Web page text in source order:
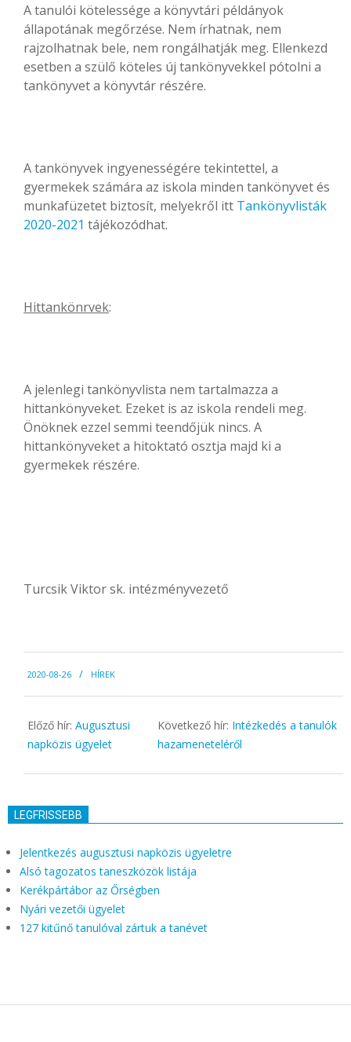
A tanulói kötelessége a könyvtári példányok
állapotának megőrzése. Nem írhatnak, nem
rajzolhatnak bele, nem rongálhatják meg. Ellenkezd
esetben a szülő köteles új tankönyvekkel pótolni a
tankönyvet a könyvtár részére.
A tankönyvek ingyenességére tekintettel, a
gyermekek számára az iskola minden tankönyvet és
munkafüzetet biztosít, melyekről itt Tankönyvlisták
2020-2021 tájékozódhat.
Hittankönrvek:
A jelenlegi tankönyvlista nem tartalmazza a
hittankönyveket. Ezeket is az iskola rendeli meg.
Önöknek ezzel semmi teendőjük nincs. A
hittankönyveket a hitoktató osztja majd ki a
gyermekek részére.
Turcsik Viktor sk. intézményvezető
08-
26
2020-08-26 HÍREK
Előző hír: Augusztusi
napközis ügyelet
Következő hír: Intézkedés a tanulók
hazameneteléről
LEGFRISSEBB
Jelentkezés augusztusi napközis ügyeletre
Alsó tagozatos taneszközök listája
Kerékpártábor az Őrségben
Nyári vezetői ügyelet
127 kitűnő tanulóval zártuk a tanévet